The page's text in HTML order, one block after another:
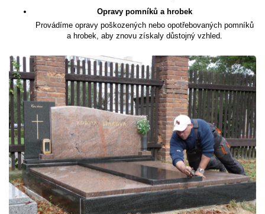
Opravy pomníků a hrobek
Provádíme opravy poškozených nebo opotřebovaných pomníků
a hrobek, aby znovu získaly důstojný vzhled.